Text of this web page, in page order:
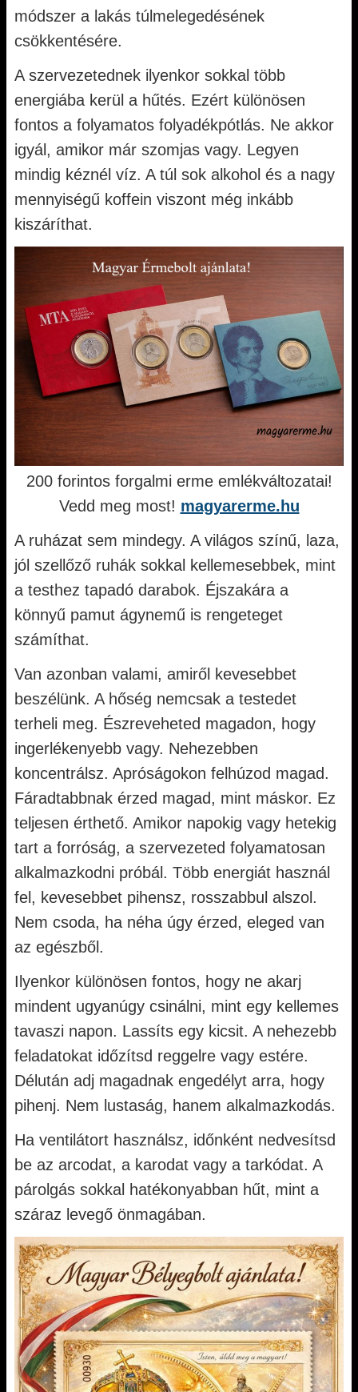
módszer a lakás túlmelegedésének
csökkentésére.
A szervezetednek ilyenkor sokkal több
energiába kerül a hűtés. Ezért különösen
fontos a folyamatos folyadékpótlás. Ne akkor
igyál, amikor már szomjas vagy. Legyen
mindig kéznél víz. A túl sok alkohol és a nagy
mennyiségű koffein viszont még inkább
kiszáríthat.
200 forintos forgalmi erme emlékváltozatai!
Vedd meg most! magyarerme.hu
A ruházat sem mindegy. A világos színű, laza,
jól szellőző ruhák sokkal kellemesebbek, mint
a testhez tapadó darabok. Éjszakára a
könnyű pamut ágynemű is rengeteget
számíthat.
Van azonban valami, amiről kevesebbet
beszélünk. A hőség nemcsak a testedet
terheli meg. Észreveheted magadon, hogy
ingerlékenyebb vagy. Nehezebben
koncentrálsz. Apróságokon felhúzod magad.
Fáradtabbnak érzed magad, mint máskor. Ez
teljesen érthető. Amikor napokig vagy hetekig
tart a forróság, a szervezeted folyamatosan
alkalmazkodni próbál. Több energiát használ
fel, kevesebbet pihensz, rosszabbul alszol.
Nem csoda, ha néha úgy érzed, eleged van
az egészből.
Ilyenkor különösen fontos, hogy ne akarj
mindent ugyanúgy csinálni, mint egy kellemes
tavaszi napon. Lassíts egy kicsit. A nehezebb
feladatokat időzítsd reggelre vagy estére.
Délután adj magadnak engedélyt arra, hogy
pihenj. Nem lustaság, hanem alkalmazkodás.
Ha ventilátort használsz, időnként nedvesítsd
be az arcodat, a karodat vagy a tarkódat. A
párolgás sokkal hatékonyabban hűt, mint a
száraz levegő önmagában.